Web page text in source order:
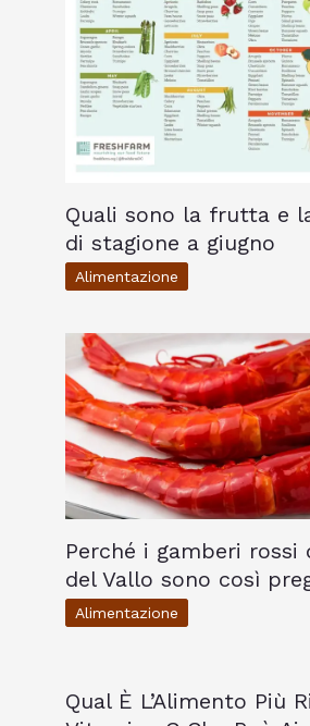
Quali sono la frutta e
di stagione a giugno
Alimentazione
Perché i gamberi rossi
del Vallo sono così
Alimentazione
Qual È L’Alimento Più